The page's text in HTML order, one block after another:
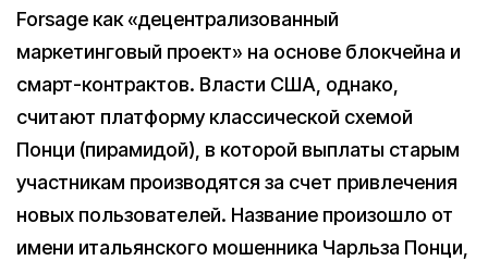
Forsage как «децентрализованный
маркетинговый проект» на основе блокчейна и
смарт-контрактов. Власти США, однако,
считают платформу классической схемой
Понци (пирамидой), в которой выплаты старым
участникам производятся за счет привлечения
новых пользователей. Название произошло от
имени итальянского мошенника Чарльза Понци,